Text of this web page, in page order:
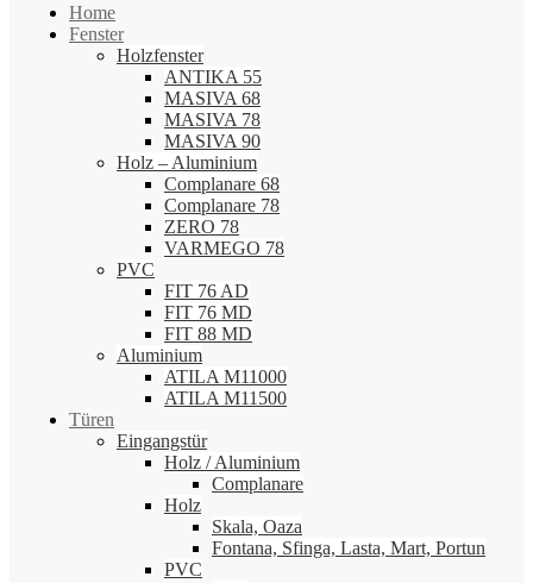
Home
Fenster
Holzfenster
ANTIKA 55
MASIVA 68
MASIVA 78
MASIVA 90
Holz – Aluminium
Complanare 68
Complanare 78
ZERO 78
VARMEGO 78
PVC
FIT 76 AD
FIT 76 MD
FIT 88 MD
Aluminium
ATILA M11000
ATILA M11500
Türen
Eingangstür
Holz / Aluminium
Complanare
Holz
Skala, Oaza
Fontana, Sfinga, Lasta, Mart, Portun
PVC